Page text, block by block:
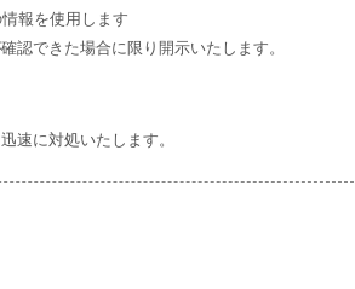
報を使用します
認できた場合に限り開示いたします。
速に対処いたします。